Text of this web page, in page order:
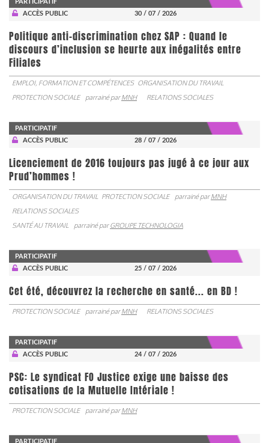
PARTICIPATIF
ACCÈS PUBLIC
30 / 07 / 2026
Politique anti-discrimination chez SAP : Quand le
discours d’inclusion se heurte aux inégalités entre
Filiales
EMPLOI, FORMATION ET COMPÉTENCES ORGANISATION DU TRAVAIL
PROTECTION SOCIALE
parrainé parMNH RELATIONS SOCIALES
PARTICIPATIF
ACCÈS PUBLIC
28 / 07 / 2026
Licenciement de 2016 toujours pas jugé à ce jour aux
Prud’hommes !
ORGANISATION DU TRAVAIL PROTECTION SOCIALE parrainé parMNH
RELATIONS SOCIALES
SANTÉ AU TRAVAIL
parrainé parGROUPE TECHNOLOGIA
PARTICIPATIF
ACCÈS PUBLIC
25 / 07 / 2026
Cet été, découvrez la recherche en santé... en BD !
PROTECTION SOCIALE parrainé parMNH RELATIONS SOCIALES
PARTICIPATIF
ACCÈS PUBLIC
24 / 07 / 2026
PSC: Le syndicat FO Justice exige une baisse des
cotisations de la Mutuelle Intériale !
PROTECTION SOCIALE parrainé parMNH
PARTICIPATIF